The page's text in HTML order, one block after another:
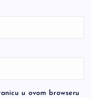
u ovom browseru